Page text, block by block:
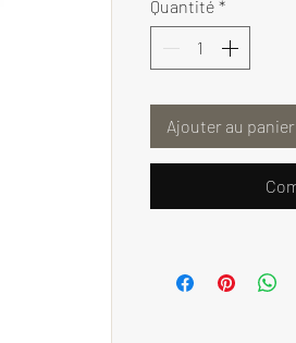
Quantité *
Ajouter au panier